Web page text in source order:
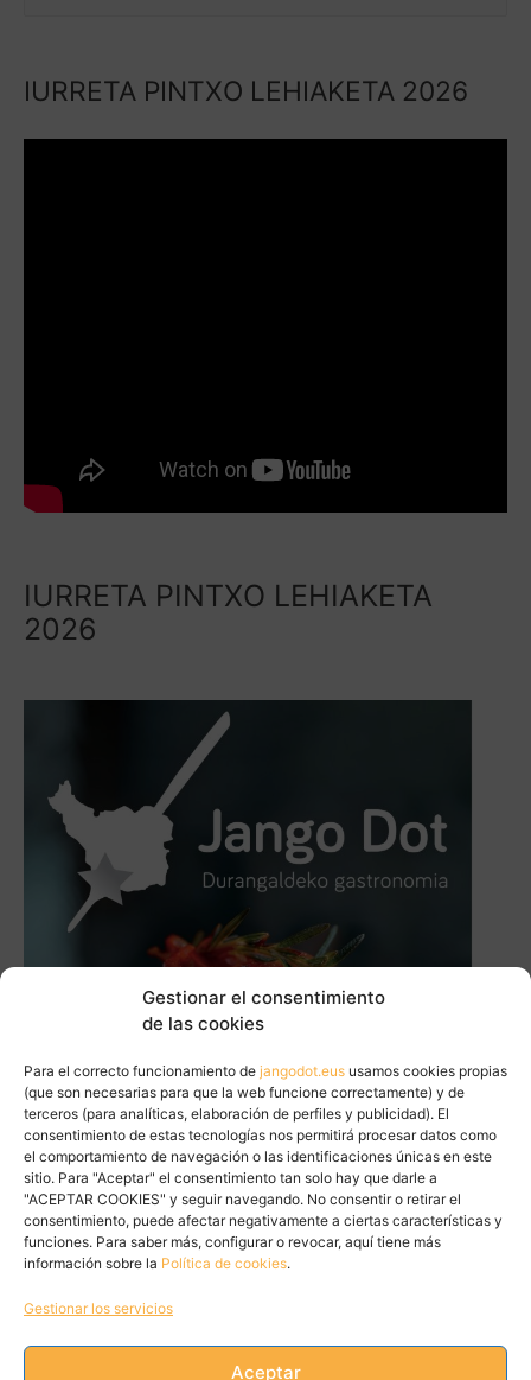
Gestionar el consentimiento
de las cookies
Para el correcto funcionamiento de jangodot.eus usamos cookies propias
(que son necesarias para que la web funcione correctamente) y de
terceros (para analíticas, elaboración de perfiles y publicidad). El
consentimiento de estas tecnologías nos permitirá procesar datos como
el comportamiento de navegación o las identificaciones únicas en este
sitio. Para "Aceptar" el consentimiento tan solo hay que darle a
"ACEPTAR COOKIES" y seguir navegando. No consentir o retirar el
consentimiento, puede afectar negativamente a ciertas características y
funciones. Para saber más, configurar o revocar, aquí tiene más
información sobre la Política de cookies.
Gestionar los servicios
Aceptar
IURRETA PINTXO LEHIAKETA 2026
IURRETA PINTXO LEHIAKETA
2026